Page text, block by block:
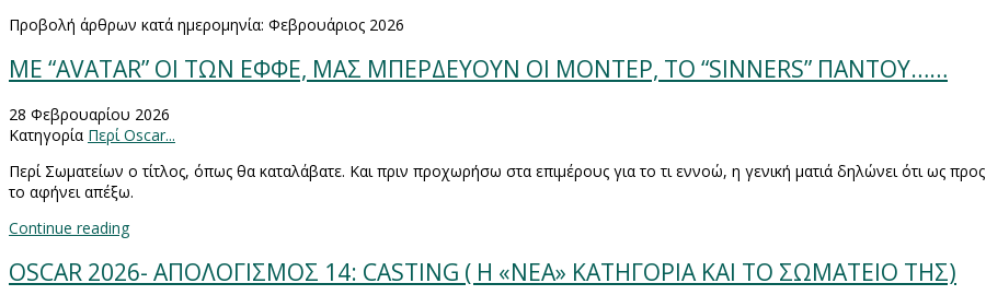
Προβολή άρθρων κατά ημερομηνία: Φεβρουάριος 2026
ME “AVATAR” ΟΙ ΤΩΝ ΕΦΦΕ, ΜΑΣ ΜΠΕΡΔΕΥΟΥΝ ΟΙ ΜΟΝΤΕΡ, ΤΟ “SINNERS” ΠΑΝΤΟΥ……
28 Φεβρουαρίου 2026
Κατηγορία Περί Oscar...
Περί Σωματείων ο τίτλος, όπως θα καταλάβατε. Και πριν προχωρήσω στα επιμέρους για το τι εννοώ, η γενική ματιά δηλώνει ότι ως προς
το αφήνει απέξω.
Continue reading
OSCAR 2026- ΑΠΟΛΟΓΙΣΜΟΣ 14: CASTING ( Η «ΝΕΑ» ΚΑΤΗΓΟΡΙΑ ΚΑΙ ΤΟ ΣΩΜΑΤΕΙΟ ΤΗΣ)